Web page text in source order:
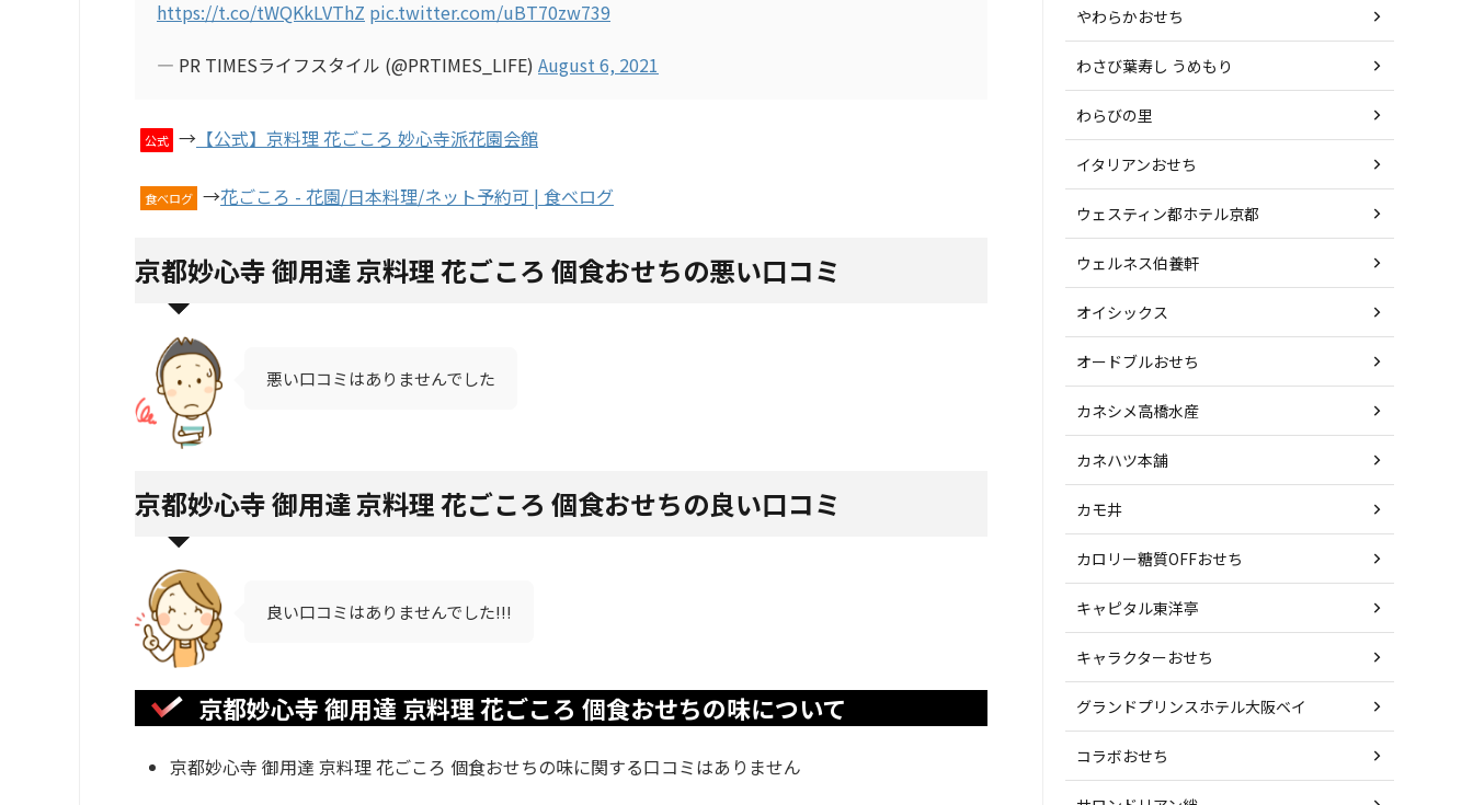
https://t.co/tWQKkLVThZ pic.twitter.com/uBT70zw739
— PR TIMESライフスタイル (@PRTIMES_LIFE) August 6, 2021
公式 → 【公式】京料理 花ごころ 妙心寺派花園会館
食べログ →花ごころ - 花園/日本料理/ネット予約可 | 食べログ
京都妙心寺 御用達 京料理 花ごころ 個食おせちの悪い口コミ
悪い口コミはありませんでした
京都妙心寺 御用達 京料理 花ごころ 個食おせちの良い口コミ
良い口コミはありませんでした!!!
京都妙心寺 御用達 京料理 花ごころ 個食おせちの味について
京都妙心寺 御用達 京料理 花ごころ 個食おせちの味に関する口コミはありません
やわらかおせち
わさび葉寿し うめもり
わらびの里
イタリアンおせち
ウェスティン都ホテル京都
ウェルネス伯養軒
オイシックス
オードブルおせち
カネシメ高橋水産
カネハツ本舗
カモ井
カロリー糖質OFFおせち
キャピタル東洋亭
キャラクターおせち
グランドプリンスホテル大阪ベイ
コラボおせち